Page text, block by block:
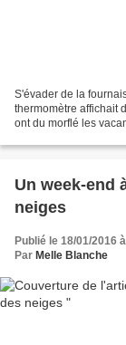
S'évader de la
thermomètre affichait
ont du morflé les
Un week-end
neiges
Publié le 18/01/2016
Par Melle Blanche